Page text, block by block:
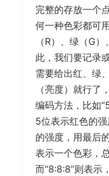
完整的存放一个
何一种色彩都可
（R）、绿（G
此，我们要记录
需要给出红、绿
（亮度）就行了
编码方法，比如
5位表示红色的
的强度，用最后
表示一个色彩，
而“8:8:8”则表示